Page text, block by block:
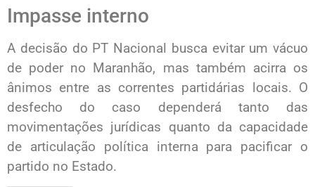
Impasse interno
A decisão do PT Nacional busca evitar um vácuo
de poder no Maranhão, mas também acirra os
ânimos entre as correntes partidárias locais. O
desfecho do caso dependerá tanto das
movimentações jurídicas quanto da capacidade
de articulação política interna para pacificar o
partido no Estado.